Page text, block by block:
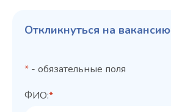
Откликнуться на вакансию
* - обязательные поля
ФИО:*